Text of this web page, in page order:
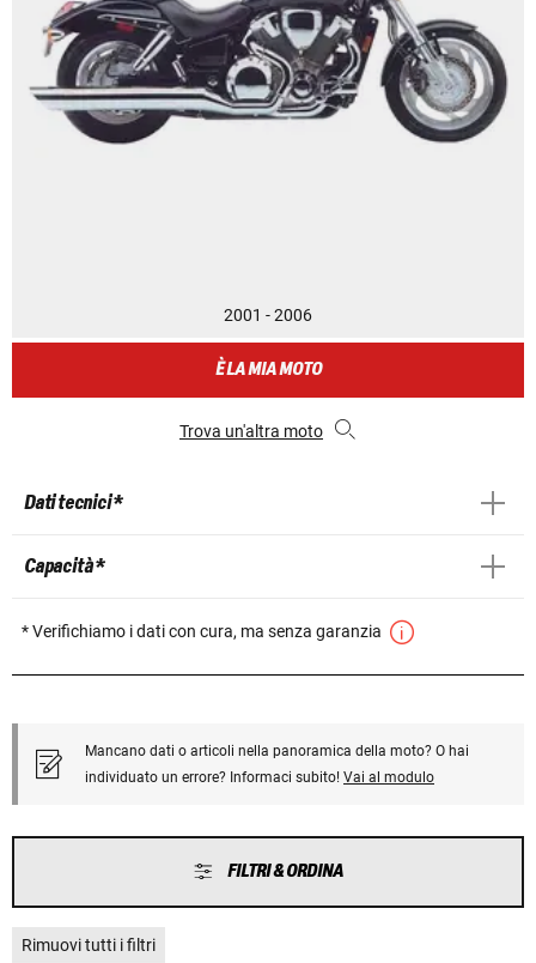
2001 - 2006
È LA MIA MOTO
Trova un'altra moto
Dati tecnici *
Capacità *
* Verifichiamo i dati con cura, ma senza garanzia
Mancano dati o articoli nella panoramica della moto? O hai
individuato un errore? Informaci subito! Vai al modulo
FILTRI & ORDINA
Rimuovi tutti i filtri